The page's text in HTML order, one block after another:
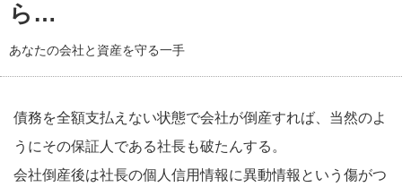
ら…
あなたの会社と資産を守る一手
債務を全額支払えない状態で会社が倒産すれば、当然のよ
うにその保証人である社長も破たんする。
会社倒産後は社長の個人信用情報に異動情報という傷がつ